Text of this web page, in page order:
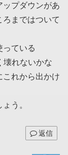
ップダウンがあ
ろまではついて
っている
壊れないかな
れから出かけ
う。
返信